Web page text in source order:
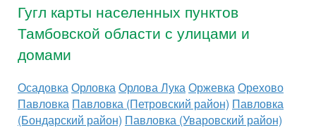
Гугл карты населенных пунктов
Тамбовской области с улицами и
домами
Осадовка Орловка Орлова Лука Оржевка Орехово
Павловка Павловка (Петровский район) Павловка
(Бондарский район) Павловка (Уваровский район)